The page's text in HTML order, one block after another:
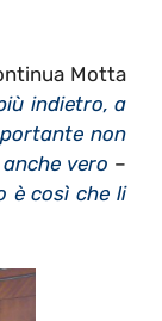
Motta
indietro, a
non
vero –
è così che li